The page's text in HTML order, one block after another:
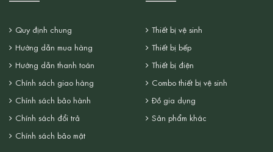
Quy định chung
Hướng dẫn mua hàng
Hướng dẫn thanh toán
Chính sách giao hàng
Chính sách bảo hành
Chính sách đổi trả
Chính sách bảo mật
Thiết bị vệ sinh
Thiết bị bếp
Thiết bị điện
Combo thiết bị vệ sinh
Đồ gia dụng
Sản phẩm khác